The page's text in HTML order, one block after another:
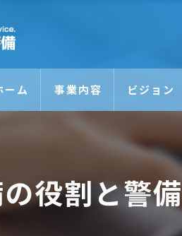
ーム 事業内容 ビジョン
役割と警